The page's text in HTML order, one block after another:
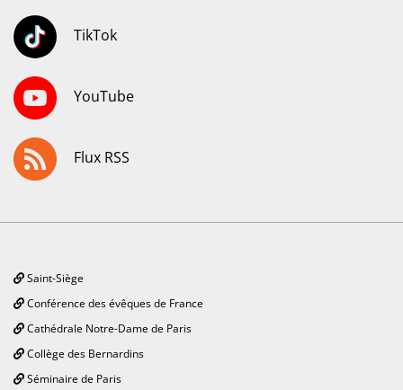
TikTok
YouTube
Flux RSS
Saint-Siège
Conférence des évêques de France
Cathédrale Notre-Dame de Paris
Collège des Bernardins
Séminaire de Paris